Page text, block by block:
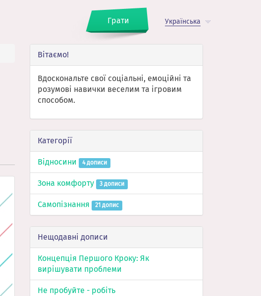
Українська
Грати
Вітаємо!
Вдоскональте свої соціальні, емоційні та
розумові навички веселим та ігровим
способом.
Категорії
Відносини 4 дописи
Зона комфорту 3 дописи
Самопізнання 21 допис
Нещодавні дописи
Концепція Першого Кроку: Як
вирішувати проблеми
Не пробуйте - робіть